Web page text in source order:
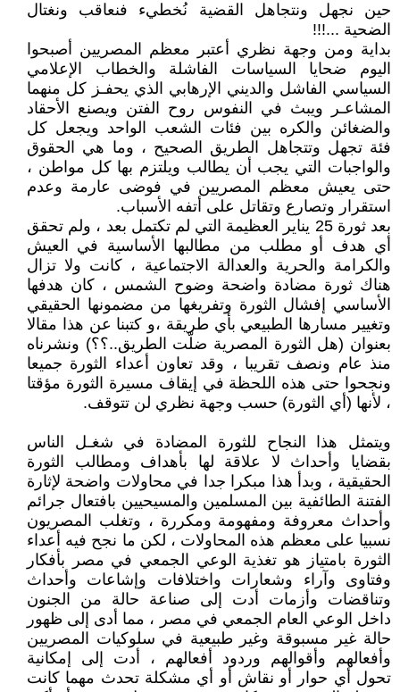
حين نجهل ونتجاهل القضية نُخطيء فنعاقب ونغتال
الضحية ...!!!
بداية ومن وجهة نظري أعتبر معظم المصريين أصبحوا
اليوم ضحايا السياسات الفاشلة والخطاب الإعلامي
السياسي الفاشل والديني الإرهابي الذي يحفـز كل منهما
المشاعـر ويبث في النفوس روح الفتن ويصنع الأحقاد
والضغائن والكره بين فئات الشعب الواحد ويجعل كل
فئة تجهل وتتجاهل الطريق الصحيح ، وما هي الحقوق
والواجبات التي يجب أن يطالب ويلتزم بها كل مواطن ،
حتى يعيش معظم المصريين في فوضى عارمة وعدم
استقرار وتصارع وتقاتل على أتفه الأسباب.
بعد ثورة 25 يناير العظيمة التي لم تكتمل بعد ، ولم تحقق
أي هدف أو مطلب من مطالبها الأساسية في العيش
والكرامة والحرية والعدالة الاجتماعية ، كانت ولا تزال
هناك ثورة مضادة واضحة وضوح الشمس ، كان هدفها
الأساسي إفشال الثورة وتفريغها من مضمونها الحقيقي
وتغيير مسارها الطبيعي بأي طريقة ،و كتبنا عن هذا مقالا
بعنوان (هل الثورة المصرية ضلّت الطريق..؟؟) ونشرناه
منذ عام ونصف تقريبا ، وقد تعاون أعداء الثورة جميعا
ونجحوا حتى هذه اللحظة في إيقاف مسيرة الثورة مؤقتا
، لأنها (أي الثورة) حسب وجهة نظري لن تتوقف.
ويتمثل هذا النجاح للثورة المضادة في شغـل الناس
بقضايا وأحداث لا علاقة لها بأهداف ومطالب الثورة
الحقيقية ، وبدأ هذا مبكرا جدا في محاولات واضحة لإثارة
الفتنة الطائفية بين المسلمين والمسيحيين بافتعال جرائم
وأحداث معروفة ومفهومة ومكررة ، وتغلب المصريون
نسبيا على معظم هذه المحاولات ، لكن ما نجح فيه أعداء
الثورة بامتياز هو تغذية الوعي الجمعي في مصر بأفكار
وفتاوى وآراء وشعارات واختلافات وإشاعات وأحداث
وتناقضات وأزمات أدت إلى صناعة حالة من الجنون
داخل الوعي العام الجمعي في مصر ، مما أدى إلى ظهور
حالة غير مسبوقة وغير طبيعية في سلوكيات المصريين
وأفعالهم وأقوالهم وردود أفعالهم ، أدت إلى إمكانية
تحول أي حوار أو نقاش أو أي مشكلة تحدث مهما كانت